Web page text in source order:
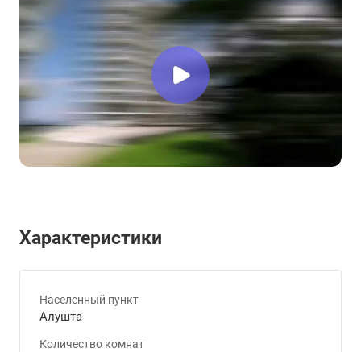
Характеристики
Населенный пункт
Алушта
Количество комнат